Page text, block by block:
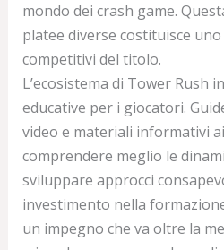
mondo dei crash game.
platee diverse costituisce
competitivi del titolo.
L’ecosistema di Tower Rush
educative per i giocatori.
video e materiali informativi
comprendere meglio le
sviluppare approcci
investimento nella
un impegno che va oltre la